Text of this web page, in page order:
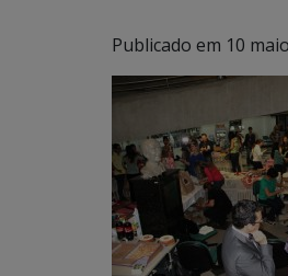
Publicado em 10